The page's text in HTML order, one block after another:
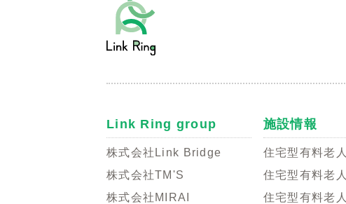
Link Ring group
株式会社Link Bridge
株式会社TM'S
株式会社MIRAI
施設情報
住宅型有料老
住宅型有料老
住宅型有料老